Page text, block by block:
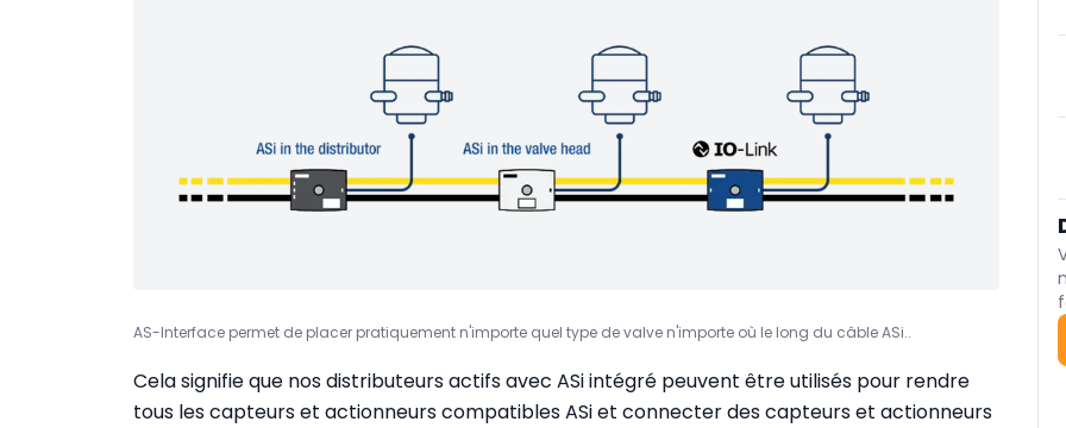
AS-Interface permet de placer pratiquement n'importe quel type de valve n'importe où le long du câble ASi..
Cela signifie que nos distributeurs actifs avec ASi intégré peuvent être utilisés pour rendre
tous les capteurs et actionneurs compatibles ASi et connecter des capteurs et actionneurs